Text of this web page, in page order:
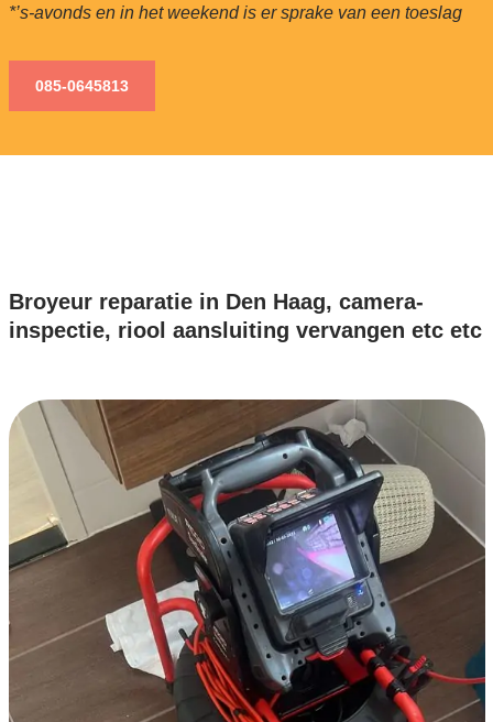
*’s-avonds en in het weekend is er sprake van een toeslag
085-0645813
Broyeur reparatie in Den Haag, camera-
inspectie, riool aansluiting vervangen etc etc